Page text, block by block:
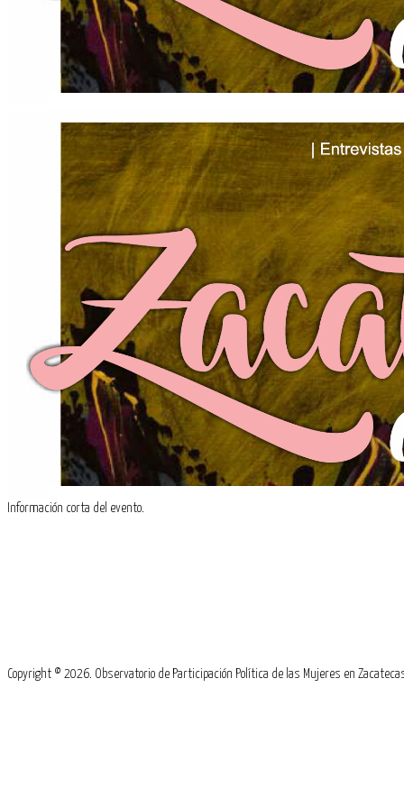
01 Abril de 2025
Sesión ordinaria.
EJEMPLO
Información corta del evento.
01 Mayo de 2025
Sesión ordinaria.
EJEMPLO
Información corta del evento.
01 Junio de 2025
Sesión ordinaria.
EJEMPLO
Información corta del evento.
Copyright © 2026. Observatorio de Participación Política de las Mujeres en